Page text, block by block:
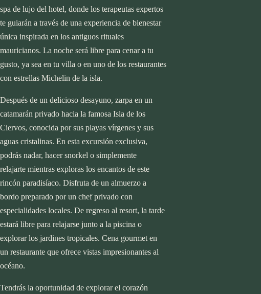
spa de lujo del hotel, donde los terapeutas expertos
te guiarán a través de una experiencia de bienestar
única inspirada en los antiguos rituales
mauricianos. La noche será libre para cenar a tu
gusto, ya sea en tu villa o en uno de los restaurantes
con estrellas Michelin de la isla.
Después de un delicioso desayuno, zarpa en un
catamarán privado hacia la famosa Isla de los
Ciervos, conocida por sus playas vírgenes y sus
aguas cristalinas. En esta excursión exclusiva,
podrás nadar, hacer snorkel o simplemente
relajarte mientras exploras los encantos de este
rincón paradisíaco. Disfruta de un almuerzo a
bordo preparado por un chef privado con
especialidades locales. De regreso al resort, la tarde
estará libre para relajarse junto a la piscina o
explorar los jardines tropicales. Cena gourmet en
un restaurante que ofrece vistas impresionantes al
océano.
Tendrás la oportunidad de explorar el corazón